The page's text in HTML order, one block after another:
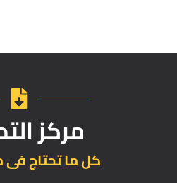
مركز
كل ما تحتاج فى